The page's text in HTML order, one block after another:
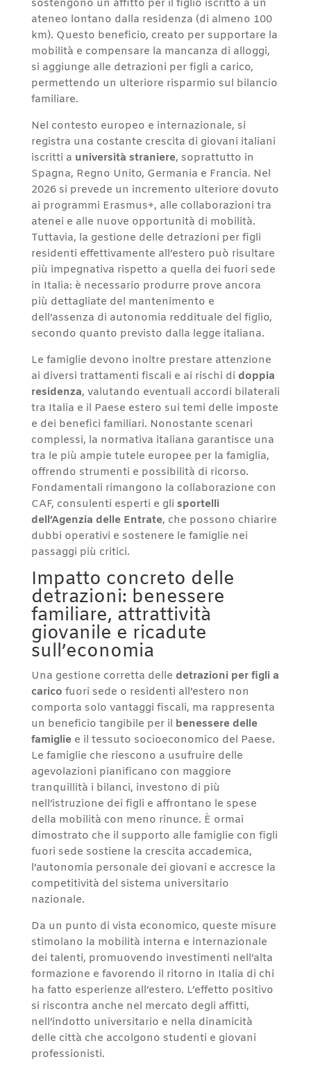
sostengono un affitto per il figlio iscritto a un
ateneo lontano dalla residenza (di almeno 100
km). Questo beneficio, creato per supportare la
mobilità e compensare la mancanza di alloggi,
si aggiunge alle detrazioni per figli a carico,
permettendo un ulteriore risparmio sul bilancio
familiare.
Nel contesto europeo e internazionale, si
registra una costante crescita di giovani italiani
iscritti a università straniere, soprattutto in
Spagna, Regno Unito, Germania e Francia. Nel
2026 si prevede un incremento ulteriore dovuto
ai programmi Erasmus+, alle collaborazioni tra
atenei e alle nuove opportunità di mobilità.
Tuttavia, la gestione delle detrazioni per figli
residenti effettivamente all’estero può risultare
più impegnativa rispetto a quella dei fuori sede
in Italia: è necessario produrre prove ancora
più dettagliate del mantenimento e
dell’assenza di autonomia reddituale del figlio,
secondo quanto previsto dalla legge italiana.
Le famiglie devono inoltre prestare attenzione
ai diversi trattamenti fiscali e ai rischi di doppia
residenza, valutando eventuali accordi bilaterali
tra Italia e il Paese estero sui temi delle imposte
e dei benefici familiari. Nonostante scenari
complessi, la normativa italiana garantisce una
tra le più ampie tutele europee per la famiglia,
offrendo strumenti e possibilità di ricorso.
Fondamentali rimangono la collaborazione con
CAF, consulenti esperti e gli sportelli
dell’Agenzia delle Entrate, che possono chiarire
dubbi operativi e sostenere le famiglie nei
passaggi più critici.
Impatto concreto delle
detrazioni: benessere
familiare, attrattività
giovanile e ricadute
sull’economia
Una gestione corretta delle detrazioni per figli a
carico fuori sede o residenti all’estero non
comporta solo vantaggi fiscali, ma rappresenta
un beneficio tangibile per il benessere delle
famigliee il tessuto socioeconomico del Paese.
Le famiglie che riescono a usufruire delle
agevolazioni pianificano con maggiore
tranquillità i bilanci, investono di più
nell’istruzione dei figli e affrontano le spese
della mobilità con meno rinunce. È ormai
dimostrato che il supporto alle famiglie con figli
fuori sede sostiene la crescita accademica,
l’autonomia personale dei giovani e accresce la
competitività del sistema universitario
nazionale.
Da un punto di vista economico, queste misure
stimolano la mobilità interna e internazionale
dei talenti, promuovendo investimenti nell’alta
formazione e favorendo il ritorno in Italia di chi
ha fatto esperienze all’estero. L’effetto positivo
si riscontra anche nel mercato degli affitti,
nell’indotto universitario e nella dinamicità
delle città che accolgono studenti e giovani
professionisti.